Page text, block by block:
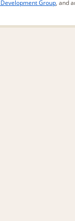
Group, and